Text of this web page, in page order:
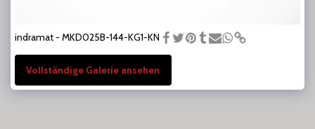
indramat - MKD025B-144-KG1-KN
Vollständige Galerie ansehen